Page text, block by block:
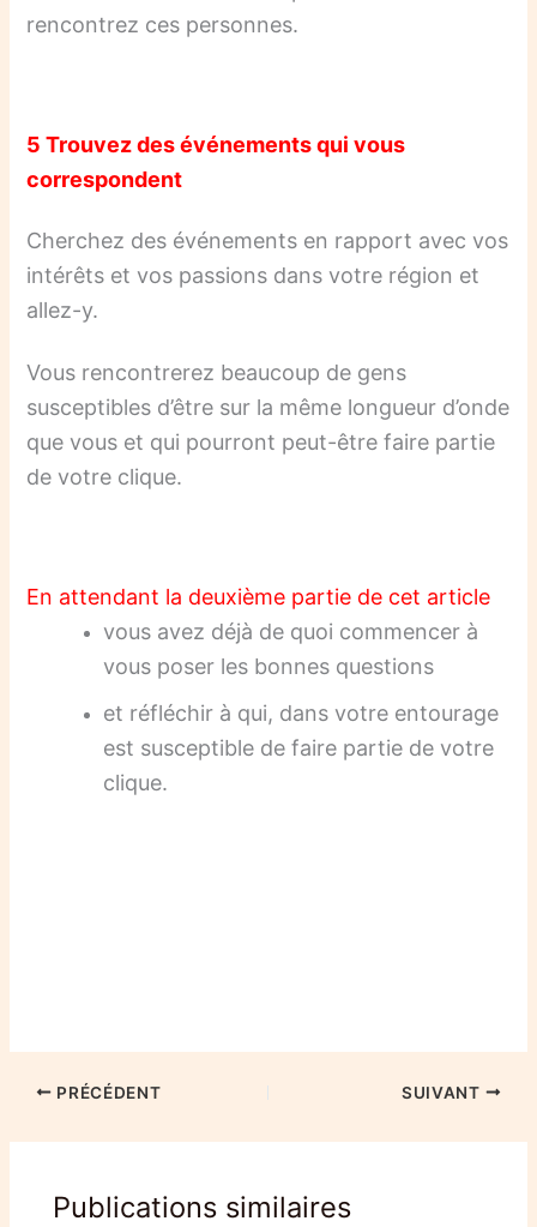
rencontrez ces personnes.
5 Trouvez des événements qui vous
correspondent
Cherchez des événements en rapport avec vos
intérêts et vos passions dans votre région et
allez-y.
Vous rencontrerez beaucoup de gens
susceptibles d’être sur la même longueur d’onde
que vous et qui pourront peut-être faire partie
de votre clique.
En attendant la deuxième partie de cet article
vous avez déjà de quoi commencer à
vous poser les bonnes questions
et réfléchir à qui, dans votre entourage
est susceptible de faire partie de votre
clique.
PRÉCÉDENT SUIVANT
Publications similaires